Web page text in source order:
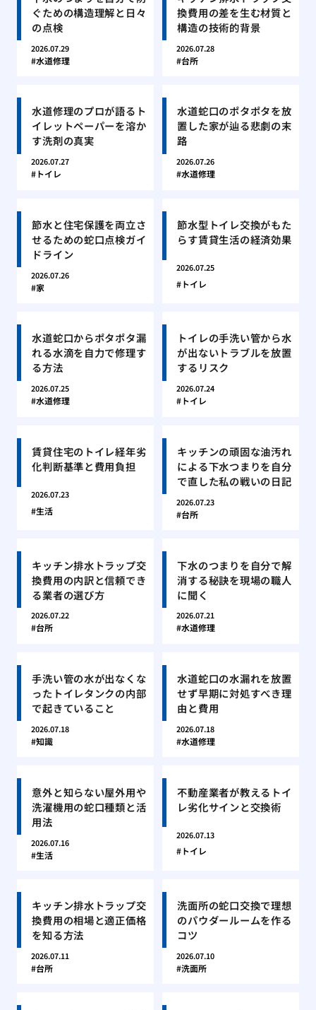
ぐための構造理解と日々
の点検
2026.07.29
水道修理
換費用の差を生む材質と
構造の技術的背景
2026.07.28
台所
水道修理のプロが語るト
イレットペーパーを溶か
す洗剤の真実
2026.07.27
トイレ
水道蛇口のポタポタを放
置した家が辿る悲劇の末
路
2026.07.26
水道修理
節水と住宅保護を両立さ
せるための蛇口点検ガイ
ドライン
2026.07.26
家
節水型トイレ交換がもた
らす賃貸生活の経済効果
2026.07.25
トイレ
水道蛇口からポタポタ漏
れる水滴を自力で修理す
る方法
2026.07.25
水道修理
トイレの手洗い管から水
が出ないトラブルを放置
するリスク
2026.07.24
トイレ
賃貸住宅のトイレ経年劣
化判断基準と費用負担
2026.07.23
生活
キッチンの頑固な油汚れ
による下水つまりを自分
で直した私の戦いの日記
2026.07.23
台所
キッチン排水トラップ交
換費用の内訳と信頼でき
る業者の選び方
2026.07.22
台所
下水のつまりを自分で解
消する秘訣を現場の職人
に聞く
2026.07.21
水道修理
手洗い管の水が出なくな
ったトイレタンクの内部
で起きていること
2026.07.18
知識
水道蛇口の水漏れを放置
せず早期に対処すべき理
由と費用
2026.07.18
水道修理
意外と知らない屋外用や
洗濯機用の蛇口種類と活
用法
2026.07.16
生活
不動産業者が教えるトイ
レ劣化サインと交換術
2026.07.13
トイレ
キッチン排水トラップ交
換費用の相場と適正価格
を知る方法
2026.07.11
台所
洗面所の蛇口交換で理想
のパウダールームを作る
コツ
2026.07.10
洗面所